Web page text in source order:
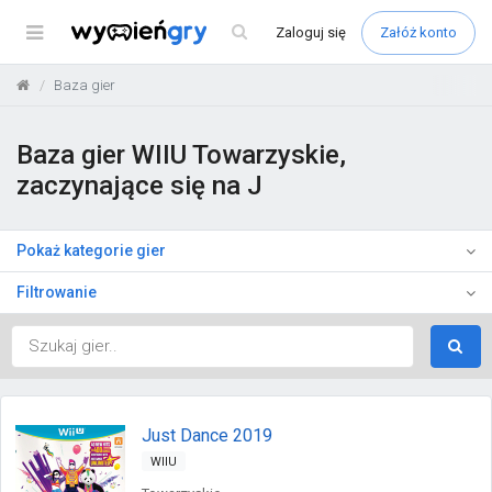
Menu Zaloguj się Załóż konto
Baza gier
Baza gier WIIU Towarzyskie,
zaczynające się na J
Pokaż kategorie gier
Filtrowanie
Just Dance 2019
WIIU